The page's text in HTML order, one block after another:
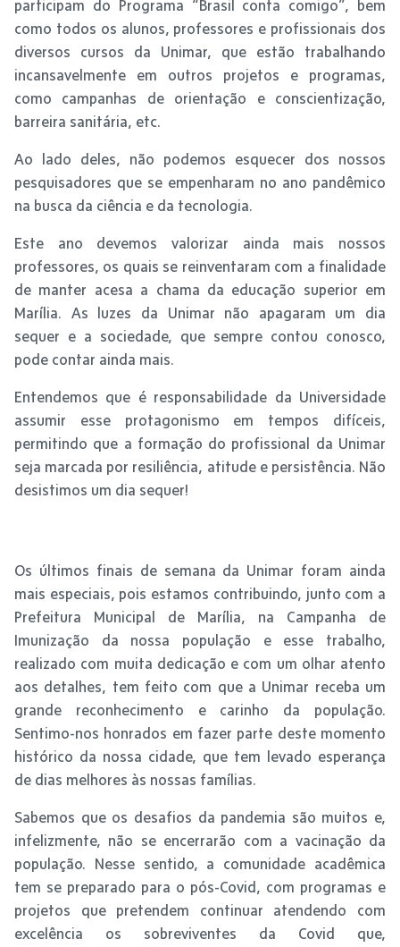
participam do Programa “Brasil conta comigo”, bem
como todos os alunos, professores e profissionais dos
diversos cursos da Unimar, que estão trabalhando
incansavelmente em outros projetos e programas,
como campanhas de orientação e conscientização,
barreira sanitária, etc.
Ao lado deles, não podemos esquecer dos nossos
pesquisadores que se empenharam no ano pandêmico
na busca da ciência e da tecnologia.
Este ano devemos valorizar ainda mais nossos
professores, os quais se reinventaram com a finalidade
de manter acesa a chama da educação superior em
Marília. As luzes da Unimar não apagaram um dia
sequer e a sociedade, que sempre contou conosco,
pode contar ainda mais.
Entendemos que é responsabilidade da Universidade
assumir esse protagonismo em tempos difíceis,
permitindo que a formação do profissional da Unimar
seja marcada por resiliência, atitude e persistência. Não
desistimos um dia sequer!
Os últimos finais de semana da Unimar foram ainda
mais especiais, pois estamos contribuindo, junto com a
Prefeitura Municipal de Marília, na Campanha de
Imunização da nossa população e esse trabalho,
realizado com muita dedicação e com um olhar atento
aos detalhes, tem feito com que a Unimar receba um
grande reconhecimento e carinho da população.
Sentimo-nos honrados em fazer parte deste momento
histórico da nossa cidade, que tem levado esperança
de dias melhores às nossas famílias.
Sabemos que os desafios da pandemia são muitos e,
infelizmente, não se encerrarão com a vacinação da
população. Nesse sentido, a comunidade acadêmica
tem se preparado para o pós-Covid, com programas e
projetos que pretendem continuar atendendo com
excelência os sobreviventes da Covid que,